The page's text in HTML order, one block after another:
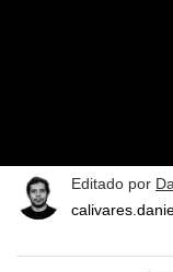
Editado por